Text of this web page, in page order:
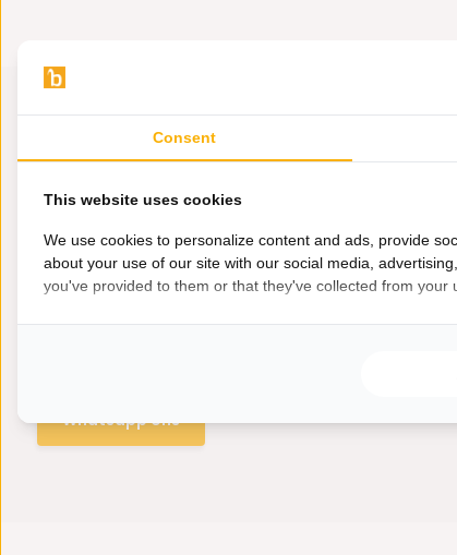
Hulp nodig?
Whatsapp ons
Consent
This website uses cookies
We use cookies to personalize content and ads, provide
about your use of our site with our social media,
you've provided to them or that they've collected from your